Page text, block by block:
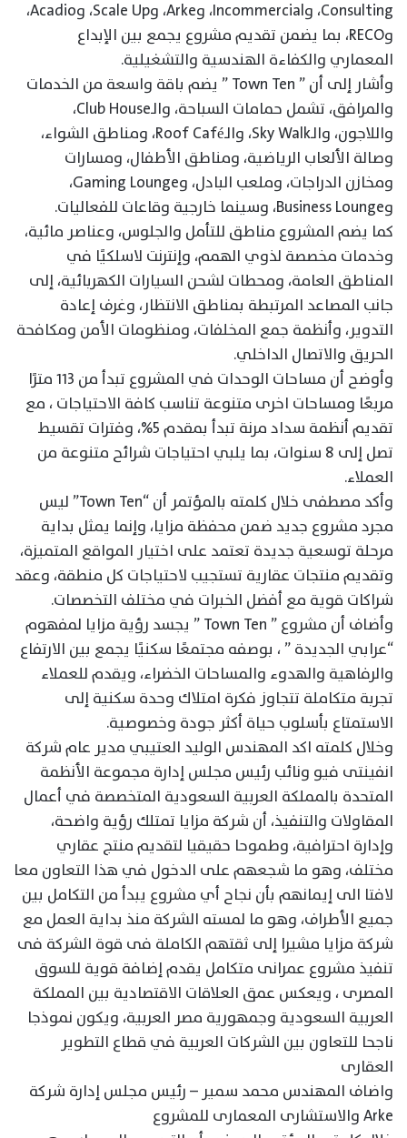
Consulting، وIncommercial، وArke، وScale Up، وAcadio،
وRECO، بما يضمن تقديم مشروع يجمع بين الإبداع
المعماري والكفاءة الهندسية والتشغيلية.
وأشار إلى أن ” Town Ten ” يضم باقة واسعة من الخدمات
والمرافق، تشمل حمامات السباحة، والـClub House،
واللاجون، والـSky Walk، والـRoof Café، ومناطق الشواء،
وصالة الألعاب الرياضية، ومناطق الأطفال، ومسارات
ومخازن الدراجات، وملعب البادل، وGaming Lounge،
وBusiness Lounge، وسينما خارجية وقاعات للفعاليات.
كما يضم المشروع مناطق للتأمل والجلوس، وعناصر مائية،
وخدمات مخصصة لذوي الهمم، وإنترنت لاسلكيًا في
المناطق العامة، ومحطات لشحن السيارات الكهربائية، إلى
جانب المصاعد المرتبطة بمناطق الانتظار، وغرف إعادة
التدوير، وأنظمة جمع المخلفات، ومنظومات الأمن ومكافحة
الحريق والاتصال الداخلي.
وأوضح أن مساحات الوحدات في المشروع تبدأ من ١١٣ مترًا
مربعًا ومساحات اخرى متنوعة تناسب كافة الاحتياجات ، مع
تقديم أنظمة سداد مرنة تبدأ بمقدم 5%، وفترات تقسيط
تصل إلى 8 سنوات، بما يلبي احتياجات شرائح متنوعة من
العملاء.
وأكد مصطفى خلال كلمته بالمؤتمر أن “Town Ten” ليس
مجرد مشروع جديد ضمن محفظة مزايا، وإنما يمثل بداية
مرحلة توسعية جديدة تعتمد على اختيار المواقع المتميزة،
وتقديم منتجات عقارية تستجيب لاحتياجات كل منطقة، وعقد
شراكات قوية مع أفضل الخبرات في مختلف التخصصات.
وأضاف أن مشروع ” Town Ten ” يجسد رؤية مزايا لمفهوم
“عرابي الجديدة ” ، بوصفه مجتمعًا سكنيًا يجمع بين الارتفاع
والرفاهية والهدوء والمساحات الخضراء، ويقدم للعملاء
تجربة متكاملة تتجاوز فكرة امتلاك وحدة سكنية إلى
الاستمتاع بأسلوب حياة أكثر جودة وخصوصية.
وخلال كلمته اكد المهندس الوليد العتيبي مدير عام شركة
انفينتى فيو ونائب رئيس مجلس إدارة مجموعة الأنظمة
المتحدة بالمملكة العربية السعودية المتخصصة في أعمال
المقاولات والتنفيذ، أن شركة مزايا تمتلك رؤية واضحة،
وإدارة احترافية، وطموحا حقيقيا لتقديم منتج عقاري
مختلف، وهو ما شجعهم على الدخول في هذا التعاون معا
لافتا الى إيمانهم بأن نجاح أي مشروع يبدأ من التكامل بين
جميع الأطراف، وهو ما لمسته الشركة منذ بداية العمل مع
شركة مزايا مشيرا إلى ثقتهم الكاملة فى قوة الشركة فى
تنفيذ مشروع عمرانى متكامل يقدم إضافة قوية للسوق
المصرى ، ويعكس عمق العلاقات الاقتصادية بين المملكة
العربية السعودية وجمهورية مصر العربية، ويكون نموذجا
ناجحا للتعاون بين الشركات العربية في قطاع التطوير
العقارى
واضاف المهندس محمد سمير – رئيس مجلس إدارة شركة
Arke والاستشارى المعمارى للمشروع